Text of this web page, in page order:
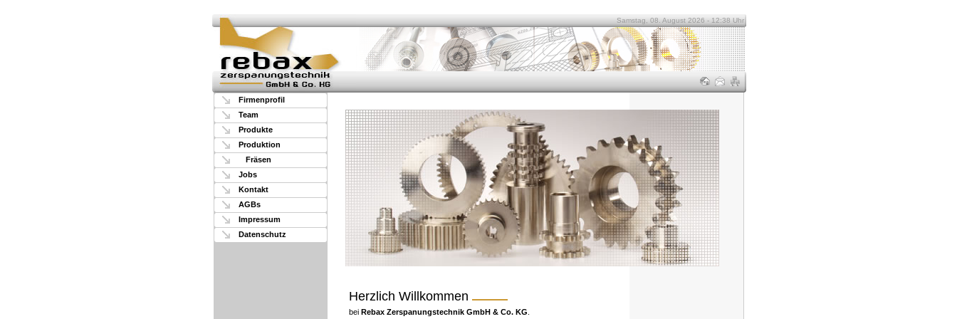
Samstag, 08. August 2026 - 12:38 Uhr
Firmenprofil
Team
Produkte
Produktion
Fräsen
Jobs
Kontakt
AGBs
Impressum
Datenschutz
Herzlich Willkommen
bei Rebax Zerspanungstechnik GmbH & Co. KG